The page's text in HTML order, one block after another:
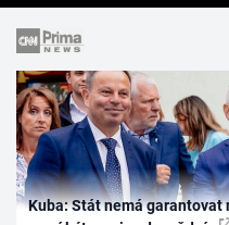
Kuba: Stát nemá garantovat